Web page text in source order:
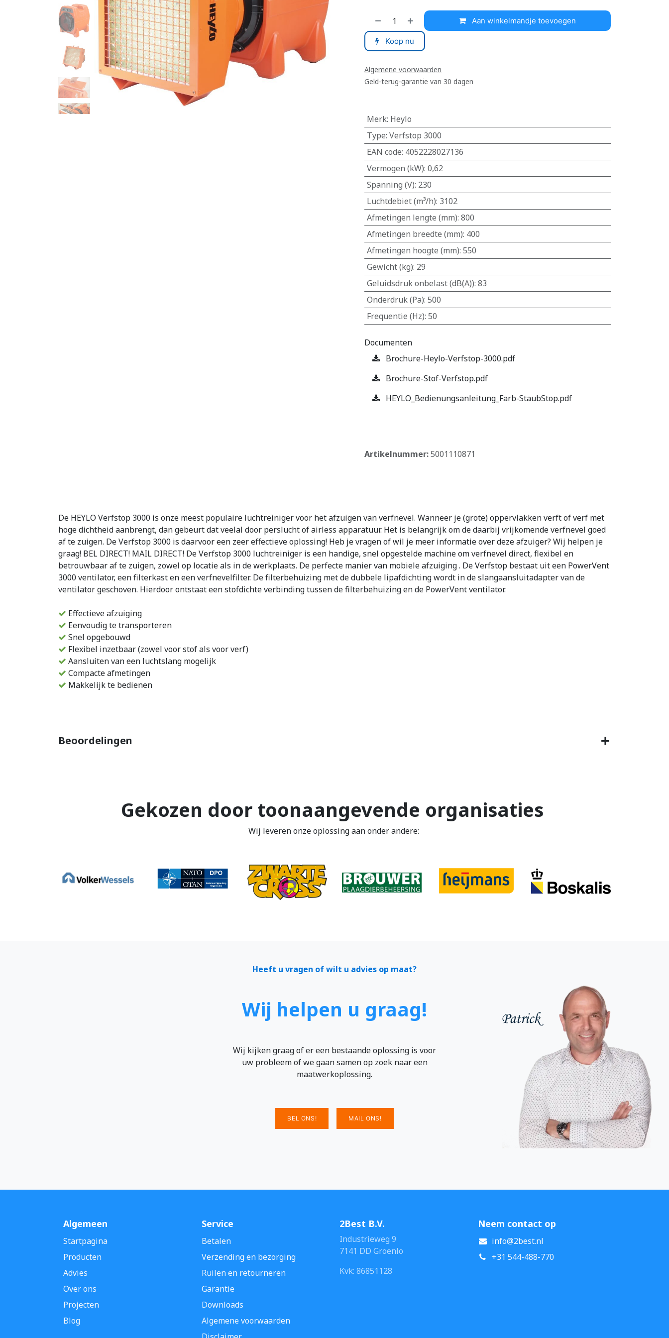
Aan winkelmandje toevoegen
Koop nu
Algemene voorwaarden
Geld-terug-garantie van 30 dagen
Merk: Heylo
Type: Verfstop 3000
EAN code: 4052228027136
Vermogen (kW): 0,62
Spanning (V): 230
Luchtdebiet (m³/h): 3102
Afmetingen lengte (mm): 800
Afmetingen breedte (mm): 400
Afmetingen hoogte (mm): 550
Gewicht (kg): 29
Geluidsdruk onbelast (dB(A)): 83
Onderdruk (Pa): 500
Frequentie (Hz): 50
Documenten
Brochure-Heylo-Verfstop-3000.pdf
Brochure-Stof-Verfstop.pdf
HEYLO_Bedienungsanleitung_Farb-StaubStop.pdf
Artikelnummer:5001110871
De HEYLO Verfstop 3000 is onze meest populaire luchtreiniger voor het afzuigen van verfnevel. Wanneer je (grote) oppervlakken verft of verf met
hoge dichtheid aanbrengt, dan gebeurt dat veelal door perslucht of airless apparatuur. Het is belangrijk om de daarbij vrijkomende verfnevel goed
af te zuigen. De Verfstop 3000 is daarvoor een zeer effectieve oplossing! Heb je vragen of wil je meer informatie over deze afzuiger? Wij helpen je
graag! BEL DIRECT! MAIL DIRECT! De Verfstop 3000 luchtreiniger is een handige, snel opgestelde machine om verfnevel direct, flexibel en
betrouwbaar af te zuigen, zowel op locatie als in de werkplaats. De perfecte manier van mobiele afzuiging . De Verfstop bestaat uit een PowerVent
3000 ventilator, een filterkast en een verfnevelfilter. De filterbehuizing met de dubbele lipafdichting wordt in de slangaansluitadapter van de
ventilator geschoven. Hierdoor ontstaat een stofdichte verbinding tussen de filterbehuizing en de PowerVent ventilator.
Effectieve afzuiging
Eenvoudig te transporteren
Snel opgebouwd
Flexibel inzetbaar (zowel voor stof als voor verf)
Aansluiten van een luchtslang mogelijk
Compacte afmetingen
Makkelijk te bedienen
Beoordelingen
Gekozen door toonaangevende organisaties
Wij leveren onze oplossing aan onder andere:
Heeft u vragen of wilt u advies op maat?
Wij helpen u graag!
Wij kijken graag of er een bestaande oplossing is voor
uw probleem of we gaan samen op zoek naar een
maatwerkoplossing.
BEL ONS! MAIL ONS!
Algemeen
Startpagina
Producten
Advies
Over ons
Projecten
Blog
Neem contact op
info@2best.nl
+31 544-488-770
2Best B.V.
Industrieweg 9
7141 DD Groenlo
Kvk: 86851128
Service
Betalen
Verzending en bezorging
Ruilen en retourneren
Garantie
Downloads
Algemene voorwaarden